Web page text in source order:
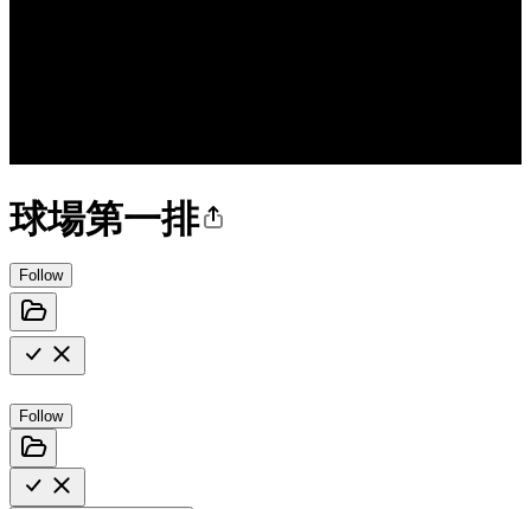
球場第一排
Follow
Follow